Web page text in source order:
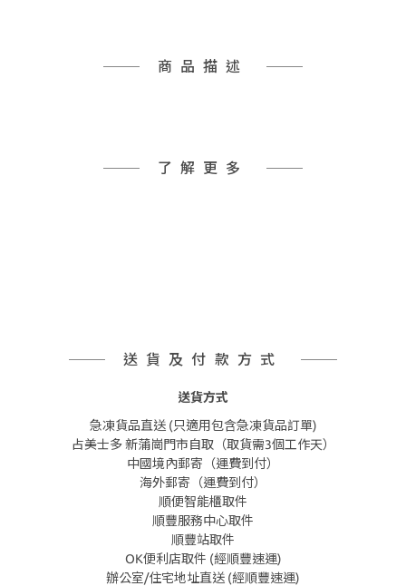
商品描述
了解更多
送貨及付款方式
送貨方式
急凍貨品直送 (只適用包含急凍貨品訂單)
占美士多 新蒲崗門市自取（取貨需3個工作天）
中國境內郵寄（運費到付）
海外郵寄（運費到付）
順便智能櫃取件
順豐服務中心取件
順豐站取件
OK便利店取件 (經順豐速運)
辦公室/住宅地址直送 (經順豐速運)